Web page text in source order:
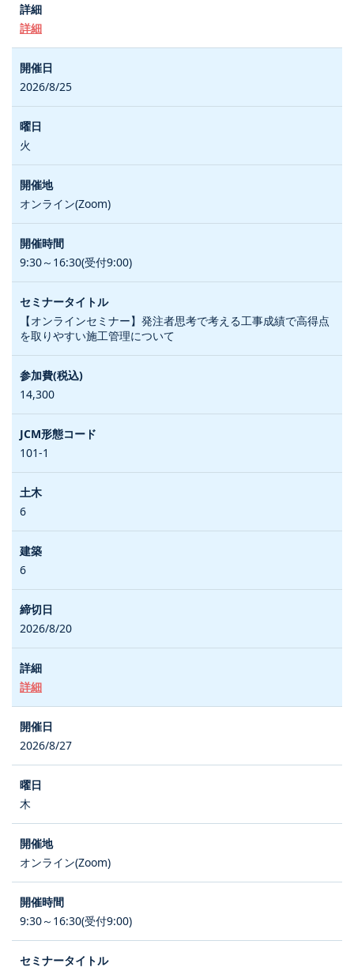
詳細
2026/8/25
火
オンライン(Zoom)
9:30～16:30(受付9:00)
【オンラインセミナー】発注者思考で考える工事成績で高得点
を取りやすい施工管理について
14,300
101-1
6
6
2026/8/20
詳細
2026/8/27
木
オンライン(Zoom)
9:30～16:30(受付9:00)